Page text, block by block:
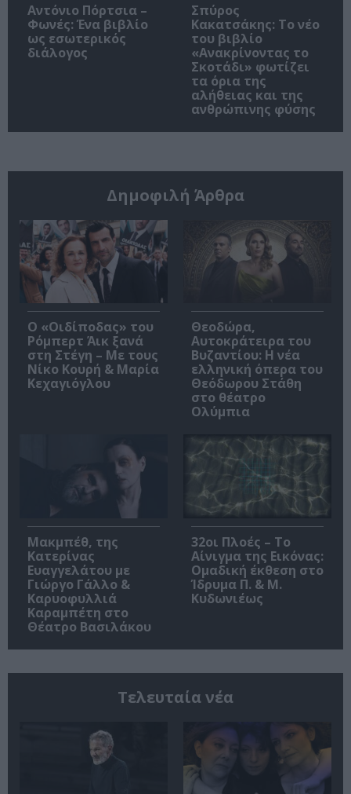
Αντόνιο Πόρτσια –
Φωνές: Ένα βιβλίο
ως εσωτερικός
διάλογος
Σπύρος
Κακατσάκης: Το νέο
του βιβλίο
«Ανακρίνοντας το
Σκοτάδι» φωτίζει
τα όρια της
αλήθειας και της
ανθρώπινης φύσης
Δημοφιλή Άρθρα
O «Οιδίποδας» του
Ρόμπερτ Άικ ξανά
στη Στέγη – Με τους
Νίκο Κουρή & Μαρία
Κεχαγιόγλου
Θεοδώρα,
Αυτοκράτειρα του
Βυζαντίου: Η νέα
ελληνική όπερα του
Θεόδωρου Στάθη
στο θέατρο
Ολύμπια
Μακμπέθ, της
Κατερίνας
Ευαγγελάτου με
Γιώργο Γάλλο &
Καρυοφυλλιά
Καραμπέτη στο
Θέατρο Βασιλάκου
32οι Πλοές – Το
Αίνιγμα της Εικόνας:
Ομαδική έκθεση στο
Ίδρυμα Π. & Μ.
Κυδωνιέως
Τελευταία νέα